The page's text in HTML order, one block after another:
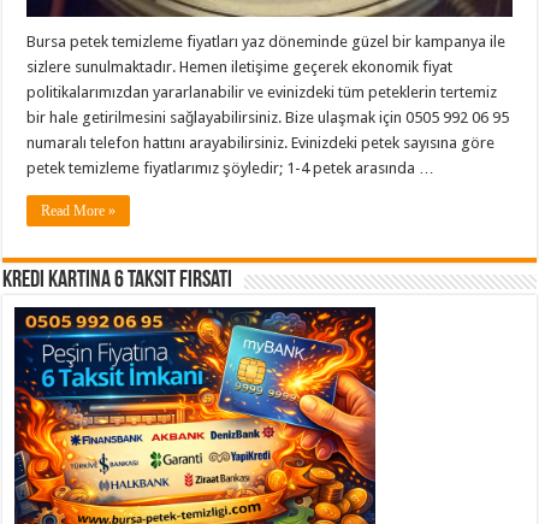
Bursa petek temizleme fiyatları yaz döneminde güzel bir kampanya ile
sizlere sunulmaktadır. Hemen iletişime geçerek ekonomik fiyat
politikalarımızdan yararlanabilir ve evinizdeki tüm peteklerin tertemiz
bir hale getirilmesini sağlayabilirsiniz. Bize ulaşmak için 0505 992 06 95
numaralı telefon hattını arayabilirsiniz. Evinizdeki petek sayısına göre
petek temizleme fiyatlarımız şöyledir; 1-4 petek arasında …
Read More »
Kredi Kartına 6 Taksit Fırsatı